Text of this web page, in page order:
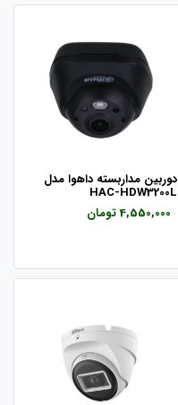
دوربین مداربسته داهوا مدل
HAC-HDW3200L
4,550,000 تومان